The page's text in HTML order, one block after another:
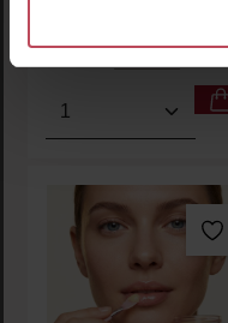
Produkt Anzahl: